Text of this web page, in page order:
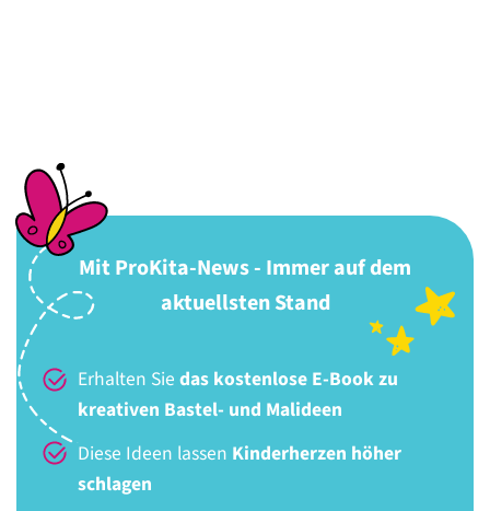
Mit ProKita-News - Immer auf dem
aktuellsten Stand
Erhalten Sie das kostenlose E-Book zu
kreativen Bastel- und Malideen
Diese Ideen lassen Kinderherzen höher
schlagen